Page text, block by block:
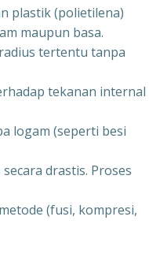
plastik (polietilena)
maupun basa.
tertentu tanpa
tekanan internal
logam (seperti besi
drastis. Proses
(fusi, kompresi,